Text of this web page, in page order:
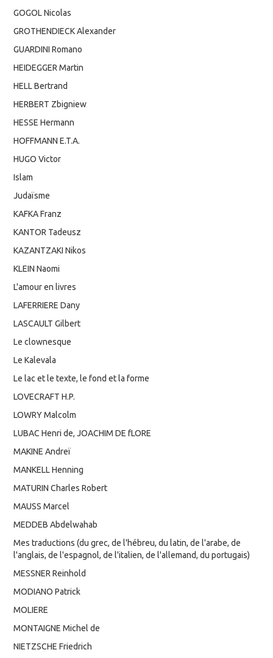
GOGOL Nicolas
GROTHENDIECK Alexander
GUARDINI Romano
HEIDEGGER Martin
HELL Bertrand
HERBERT Zbigniew
HESSE Hermann
HOFFMANN E.T.A.
HUGO Victor
Islam
Judaïsme
KAFKA Franz
KANTOR Tadeusz
KAZANTZAKI Nikos
KLEIN Naomi
L'amour en livres
LAFERRIERE Dany
LASCAULT Gilbert
Le clownesque
Le Kalevala
Le lac et le texte, le fond et la forme
LOVECRAFT H.P.
LOWRY Malcolm
LUBAC Henri de, JOACHIM DE fLORE
MAKINE Andreï
MANKELL Henning
MATURIN Charles Robert
MAUSS Marcel
MEDDEB Abdelwahab
Mes traductions (du grec, de l'hébreu, du latin, de l'arabe, de
l'anglais, de l'espagnol, de l'italien, de l'allemand, du portugais)
MESSNER Reinhold
MODIANO Patrick
MOLIERE
MONTAIGNE Michel de
NIETZSCHE Friedrich